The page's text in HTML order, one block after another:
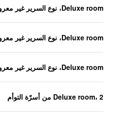
Deluxe room، نوع السرير غير معروف
Deluxe room، نوع السرير غير معروف
Deluxe room، نوع السرير غير معروف
Deluxe room، 2 من أسرّة التوأم